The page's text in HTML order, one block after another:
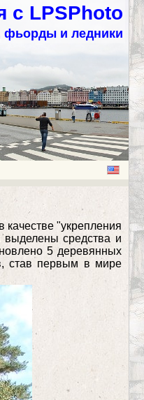
с LPSPhoto
фьорды и ледники
качестве "укрепления
выделены средства и
5 деревянных
став первым в мире